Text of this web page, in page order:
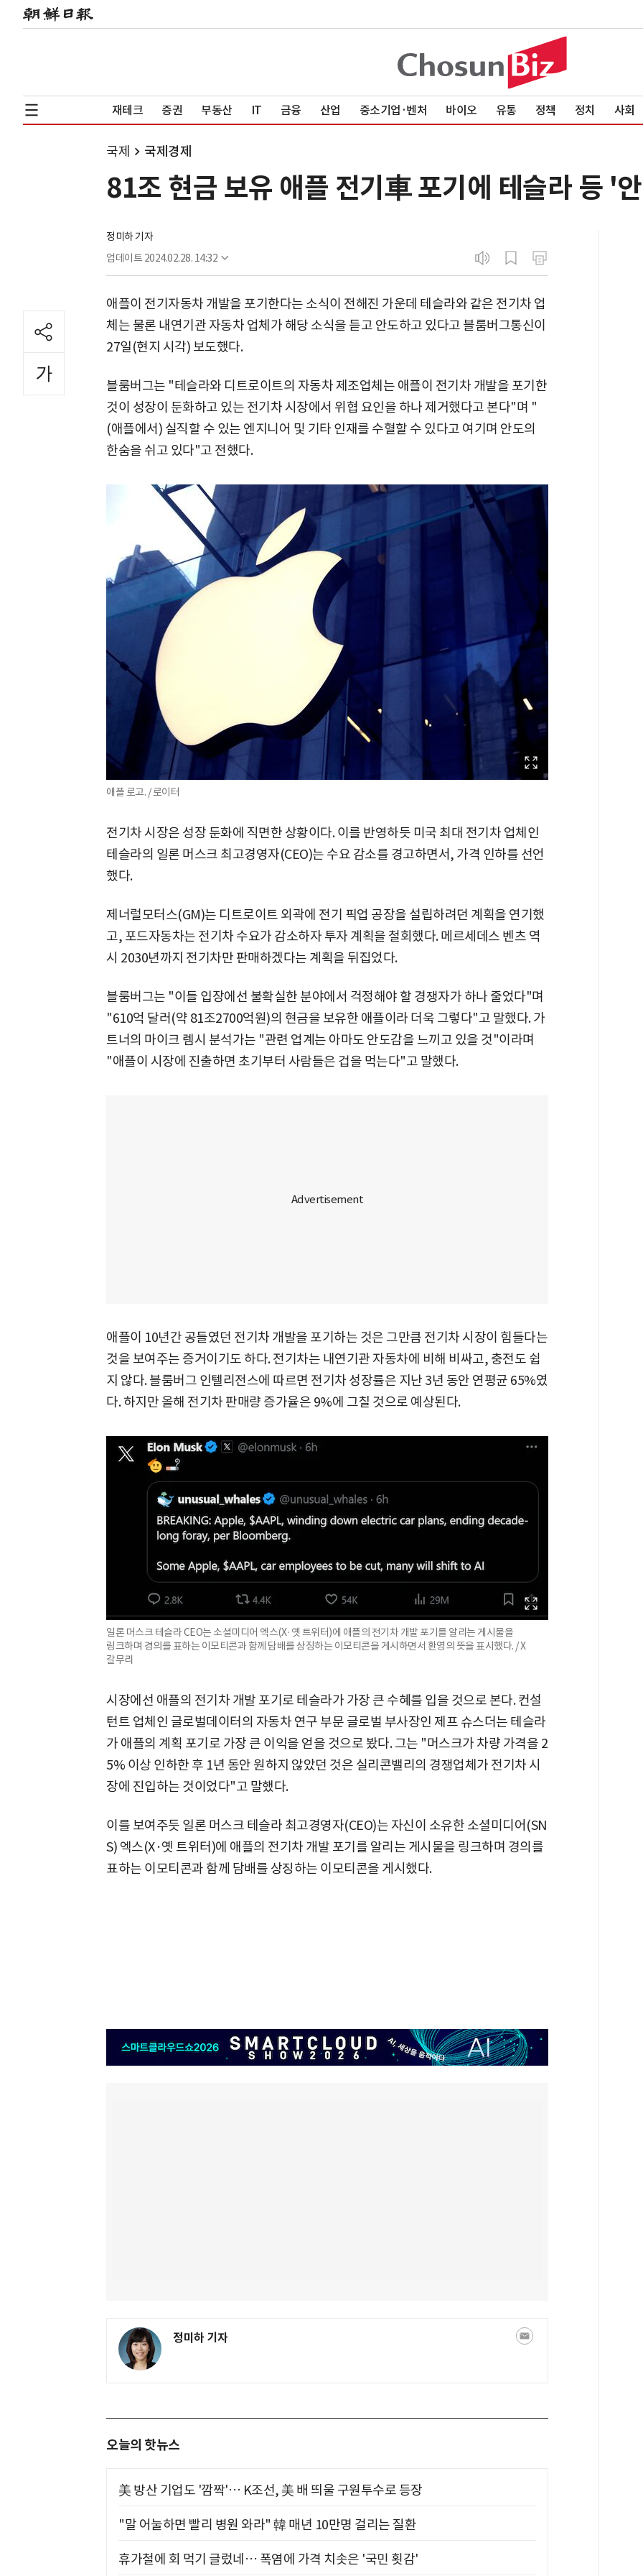
재테크 증권 부동산 IT 금융 산업 중소기업·벤처 바이오 유통 정책 정치 사회
국제 국제경제
81조 현금 보유 애플 전기車 포기에 테슬라 등 '
정미하 기자
업데이트 2024.02.28. 14:32
애플이 전기자동차 개발을 포기한다는 소식이 전해진 가운데 테슬라와 같은 전기차 업
체는 물론 내연기관 자동차 업체가 해당 소식을 듣고 안도하고 있다고 블룸버그통신이
27일(현지 시각) 보도했다.
블룸버그는 "테슬라와 디트로이트의 자동차 제조업체는 애플이 전기차 개발을 포기한
것이 성장이 둔화하고 있는 전기차 시장에서 위협 요인을 하나 제거했다고 본다"며 "
(애플에서) 실직할 수 있는 엔지니어 및 기타 인재를 수혈할 수 있다고 여기며 안도의
한숨을 쉬고 있다"고 전했다.
애플 로고. / 로이터
전기차 시장은 성장 둔화에 직면한 상황이다. 이를 반영하듯 미국 최대 전기차 업체인
테슬라의 일론 머스크 최고경영자(CEO)는 수요 감소를 경고하면서, 가격 인하를 선언
했다.
제너럴모터스(GM)는 디트로이트 외곽에 전기 픽업 공장을 설립하려던 계획을 연기했
고, 포드자동차는 전기차 수요가 감소하자 투자 계획을 철회했다. 메르세데스 벤츠 역
시 2030년까지 전기차만 판매하겠다는 계획을 뒤집었다.
블룸버그는 "이들 입장에선 불확실한 분야에서 걱정해야 할 경쟁자가 하나 줄었다"며
"610억 달러(약 81조2700억원)의 현금을 보유한 애플이라 더욱 그렇다"고 말했다. 가
트너의 마이크 렘시 분석가는 "관련 업계는 아마도 안도감을 느끼고 있을 것"이라며
"애플이 시장에 진출하면 초기부터 사람들은 겁을 먹는다"고 말했다.
애플이 10년간 공들였던 전기차 개발을 포기하는 것은 그만큼 전기차 시장이 힘들다는
것을 보여주는 증거이기도 하다. 전기차는 내연기관 자동차에 비해 비싸고, 충전도 쉽
지 않다. 블룸버그 인텔리전스에 따르면 전기차 성장률은 지난 3년 동안 연평균 65%였
다. 하지만 올해 전기차 판매량 증가율은 9%에 그칠 것으로 예상된다.
일론 머스크 테슬라 CEO는 소셜미디어 엑스(X·옛 트위터)에 애플의 전기차 개발 포기를 알리는 게시물을
링크하며 경의를 표하는 이모티콘과 함께 담배를 상징하는 이모티콘을 게시하면서 환영의 뜻을 표시했다. / X
갈무리
시장에선 애플의 전기차 개발 포기로 테슬라가 가장 큰 수혜를 입을 것으로 본다. 컨설
턴트 업체인 글로벌데이터의 자동차 연구 부문 글로벌 부사장인 제프 슈스더는 테슬라
가 애플의 계획 포기로 가장 큰 이익을 얻을 것으로 봤다. 그는 "머스크가 차량 가격을 2
5% 이상 인하한 후 1년 동안 원하지 않았던 것은 실리콘밸리의 경쟁업체가 전기차 시
장에 진입하는 것이었다"고 말했다.
이를 보여주듯 일론 머스크 테슬라 최고경영자(CEO)는 자신이 소유한 소셜미디어(SN
S) 엑스(X·옛 트위터)에 애플의 전기차 개발 포기를 알리는 게시물을 링크하며 경의를
표하는 이모티콘과 함께 담배를 상징하는 이모티콘을 게시했다.
정미하 기자
오늘의 핫뉴스
美 방산 기업도 '깜짝'… K조선, 美 배 띄울 구원투수로 등장
"말 어눌하면 빨리 병원 와라" 韓 매년 10만명 걸리는 질환
휴가철에 회 먹기 글렀네… 폭염에 가격 치솟은 '국민 횟감'